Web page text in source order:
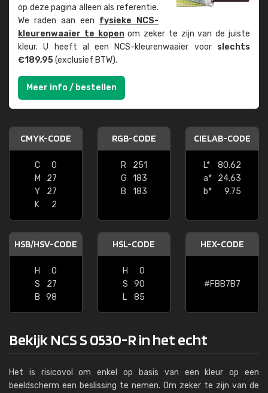
op deze pagina alleen als referentie.
We raden aan een fysieke NCS-
kleuren­waaier te kopenom zeker te zijn van de juiste
kleur. U heeft al een NCS-kleuren­waaier voor slechts
€189,95(exclusief BTW).
Meer info / bestellen
CMYK-CODE
C
0
M
27
Y
27
K
2
RGB-CODE
R
251
G
183
B
183
CIELAB-CODE
L*
80.62
a*
24.63
b*
9.75
HSB/HSV-CODE
H
0
S
27
B
98
HSL-CODE
H
0
S
90
L
85
HEX-CODE
#FBB7B7
Bekijk NCS S 0530-R in het echt
Het is risicovol om enkel op basis van een kleur op een
beeldscherm een beslissing te nemen. Om zeker te zijn van de